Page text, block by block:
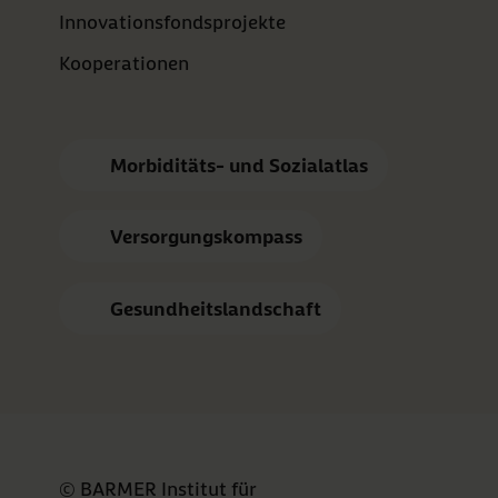
Innovationsfondsprojekte
Kooperationen
Morbiditäts- und Sozialatlas
Versorgungskompass
Gesundheitslandschaft
© BARMER Institut für